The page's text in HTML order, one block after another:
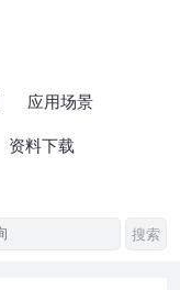
应用场景
资料下载